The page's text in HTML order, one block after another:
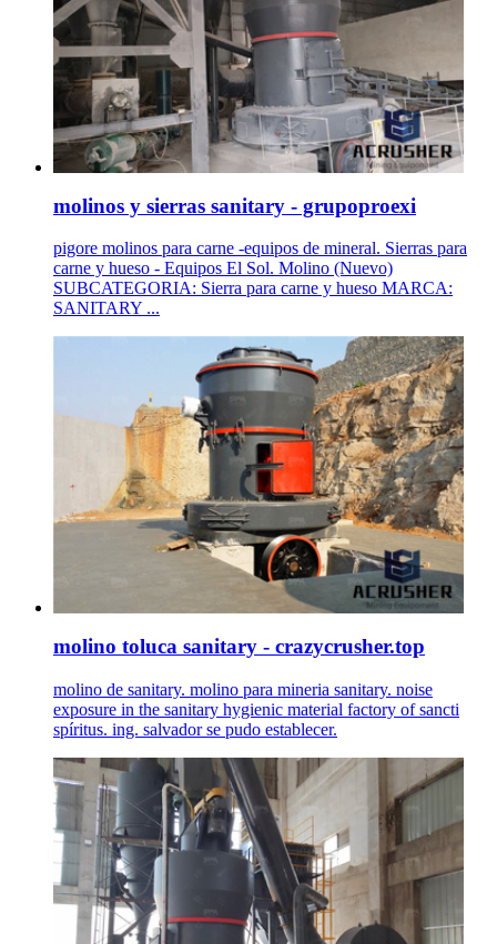
molinos y sierras sanitary - grupoproexi
pigore molinos para carne -equipos de mineral. Sierras para
carne y hueso - Equipos El Sol. Molino (Nuevo)
SUBCATEGORIA: Sierra para carne y hueso MARCA:
SANITARY ...
molino toluca sanitary - crazycrusher.top
molino de sanitary. molino para mineria sanitary. noise
exposure in the sanitary hygienic material factory of sancti
spíritus. ing. salvador se pudo establecer.